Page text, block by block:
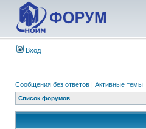
Вход
Сообщения без ответов | Активные темы
Список форумов